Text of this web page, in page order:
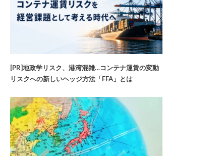
[PR]地政学リスク、港湾混雑…コンテナ運賃の変動
リスクへの新しいヘッジ方法「FFA」とは